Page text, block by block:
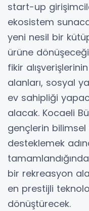
start-up
ekosistem
yeni nesil bir
ürüne
fikir
alanları, sosyal
ev sahipliği
alacak. Kocaeli
gençlerin
desteklemek
bir rekreasyon
en prestijli
dönüştürecek.